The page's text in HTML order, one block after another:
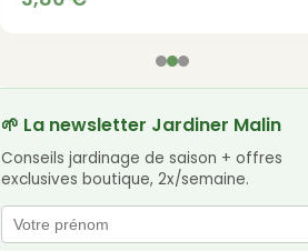
🌱 La newsletter Jardiner Malin
Conseils jardinage de saison + offres
exclusives boutique, 2x/semaine.